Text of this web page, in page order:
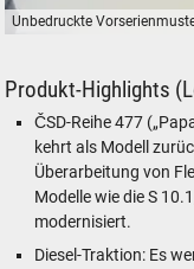
Unbedruckte
Produkt-Highlights
ČSD-Reihe 477
kehrt als Modell
Überarbeitung von
Modelle wie die S
modernisiert.
Diesel-Traktion: Es